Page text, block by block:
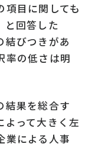
項目に関しても
と回答した
結びつきがあ
率の低さは明
結果を総合す
よって大きく左
業による人事